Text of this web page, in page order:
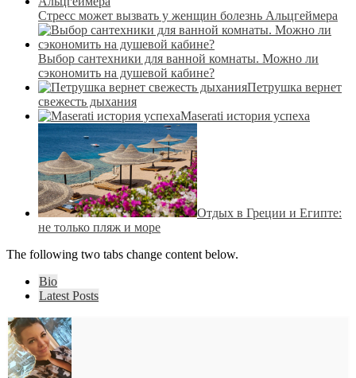
Стресс может вызвать у женщин болезнь Альцгеймера
Выбор сантехники для ванной комнаты. Можно ли
сэкономить на душевой кабине?
Петрушка вернет
свежесть дыхания
Maserati история успеха
Отдых в Греции и Египте:
не только пляж и море
The following two tabs change content below.
Bio
Latest Posts